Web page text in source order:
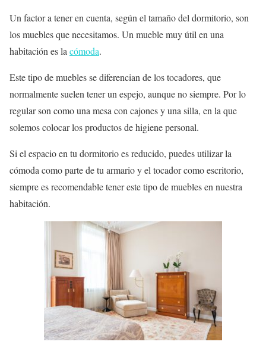
Un factor a tener en cuenta, según el tamaño del dormitorio, son
los muebles que necesitamos. Un mueble muy útil en una
habitación es la cómoda.
Este tipo de muebles se diferencian de los tocadores, que
normalmente suelen tener un espejo, aunque no siempre. Por lo
regular son como una mesa con cajones y una silla, en la que
solemos colocar los productos de higiene personal.
Si el espacio en tu dormitorio es reducido, puedes utilizar la
cómoda como parte de tu armario y el tocador como escritorio,
siempre es recomendable tener este tipo de muebles en nuestra
habitación.